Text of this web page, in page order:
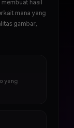
hasil
mana yang
gambar,
yang